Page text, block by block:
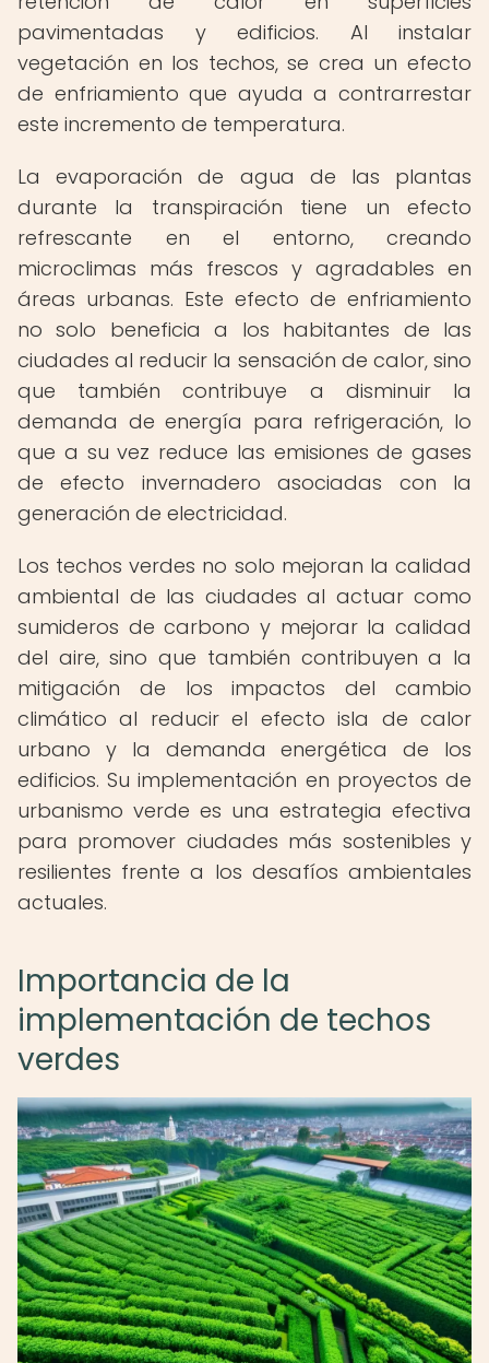
pavimentadas y edificios. Al instalar
vegetación en los techos, se crea un efecto
de enfriamiento que ayuda a contrarrestar
este incremento de temperatura.
La evaporación de agua de las plantas
durante la transpiración tiene un efecto
refrescante en el entorno, creando
microclimas más frescos y agradables en
áreas urbanas. Este efecto de enfriamiento
no solo beneficia a los habitantes de las
ciudades al reducir la sensación de calor, sino
que también contribuye a disminuir la
demanda de energía para refrigeración, lo
que a su vez reduce las emisiones de gases
de efecto invernadero asociadas con la
generación de electricidad.
Los techos verdes no solo mejoran la calidad
ambiental de las ciudades al actuar como
sumideros de carbono y mejorar la calidad
del aire, sino que también contribuyen a la
mitigación de los impactos del cambio
climático al reducir el efecto isla de calor
urbano y la demanda energética de los
edificios. Su implementación en proyectos de
urbanismo verde es una estrategia efectiva
para promover ciudades más sostenibles y
resilientes frente a los desafíos ambientales
actuales.
Importancia de la
implementación de techos
verdes